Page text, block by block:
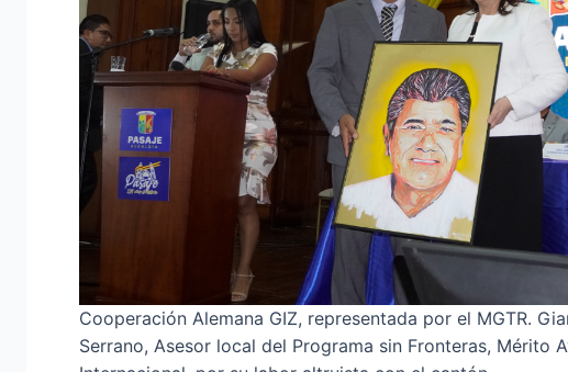
Cooperación Alemana GIZ, representada por el MGTR.
Serrano, Asesor local del Programa sin Fronteras, Mérito